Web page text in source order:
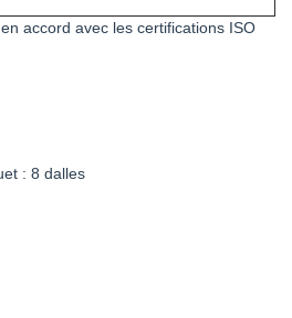
accord avec les certifications ISO
: 8 dalles